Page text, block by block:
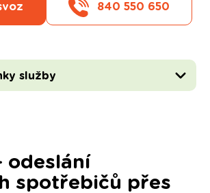
840 550 650
služby
odeslání
spotřebičů přes